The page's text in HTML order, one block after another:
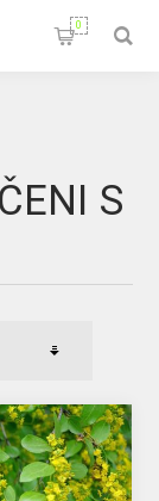
0
S